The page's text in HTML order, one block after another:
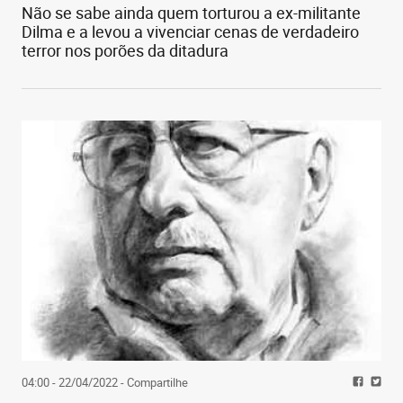
bacana da equipe – que tem, entre outros, o
estilista Fernando Silva e a turma do showroom
coordenada pelo André Luiz Rocha. Claro que conta
também, no assunto, a experiência da proprietária
nossa moda.
Não se sabe ainda quem torturou a ex-militante
Dilma e a levou a vivenciar cenas de verdadeiro
terror nos porões da ditadura
04:00 - 22/04/2022- Compartilhe